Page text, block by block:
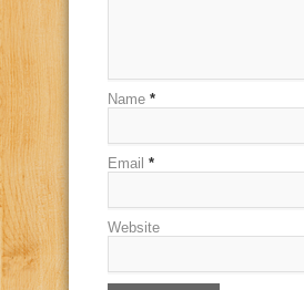
Name *
Email *
Website